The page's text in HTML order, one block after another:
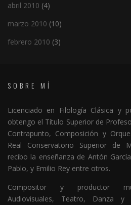
abril 2010 (4)
marzo 2010 (10)
febrero 2010 (3)
SOBRE MÍ
Licenciado en Filología Clásica y
obtengo el Título Superior de
Contrapunto, Composición y
Real Conservatorio Superior de
recibo la enseñanza de Antón
Pablo, y Emilio Rey entre otros.
Compositor y productor
Audiovisuales, Teatro, Danza y